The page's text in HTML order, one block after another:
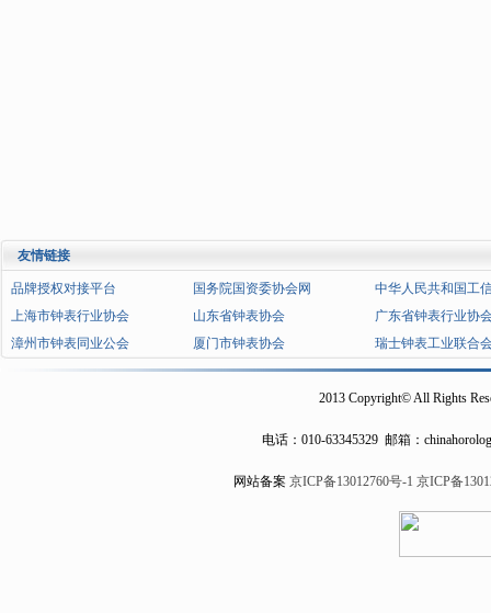
友情链接
品牌授权对接平台 国务院国资委协会网
中华人民共和国工
上海市钟表行业协会
山东省钟表协会
广东省钟表行业协
漳州市钟表同业公会
厦门市钟表协会 瑞士钟表工业联合
2013 Copyright© All Rights
电话： 010-63345329 邮箱：
网站备案 京ICP备13012760号-1 京ICP备